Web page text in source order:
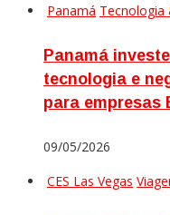
Panamá Tecnologia
Panamá
tecnologia e
para empresas
09/05/2026
CES Las Vegas